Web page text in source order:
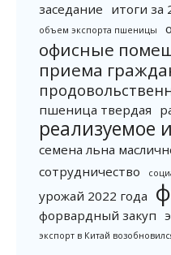
заседание итоги за
объем экспорта пшеницы
офисные
приема
пшеница твердая
реализуемое
семена льна
сотрудничество
урожай 2022 года
форвардный закуп
экспорт в Китай